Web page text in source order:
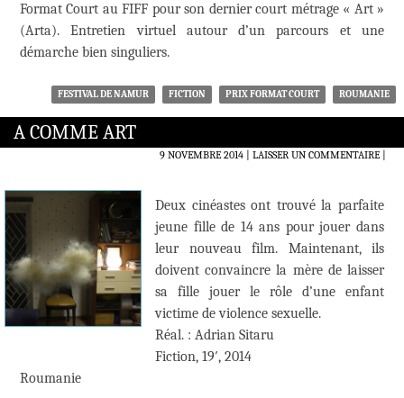
Format Court au FIFF pour son dernier court métrage « Art »
(Arta). Entretien virtuel autour d’un parcours et une
démarche bien singuliers.
FESTIVAL DE NAMUR FICTION PRIX FORMAT COURT ROUMANIE
A COMME ART
9 NOVEMBRE 2014 LAISSER UN COMMENTAIRE|
Deux cinéastes ont trouvé la parfaite
jeune fille de 14 ans pour jouer dans
leur nouveau film. Maintenant, ils
doivent convaincre la mère de laisser
sa fille jouer le rôle d’une enfant
victime de violence sexuelle.
Réal. : Adrian Sitaru
Fiction, 19′, 2014
Roumanie